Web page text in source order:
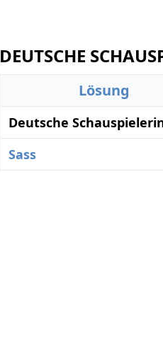
DEUTSCHE
Lösung
Deutsche
Sass